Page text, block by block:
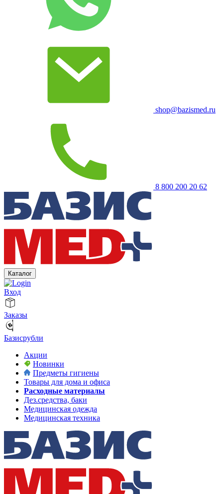
shop@bazismed.ru
8 800 200 20 62
Каталог
Вход
Заказы
Базисрубли
Акции
Новинки
Предметы гигиены
Товары для дома и офиса
Расходные материалы
Дез.средства, баки
Медицинская одежда
Медицинская техника